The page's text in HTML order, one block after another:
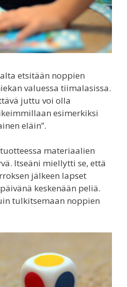
etsitään noppien
valuessa tiimalasissa.
juttu voi olla
esimerkiksi
eläin”.
materiaalien
Itseäni miellytti se, että
jälkeen lapset
keskenään peliä.
tulkitsemaan noppien